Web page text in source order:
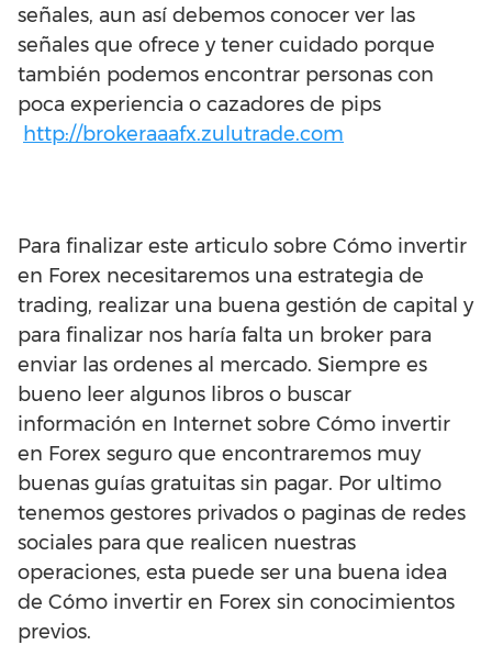
señales, aun así debemos conocer ver las
señales que ofrece y tener cuidado porque
también podemos encontrar personas con
poca experiencia o cazadores de pips
http://brokeraaafx.zulutrade.com
Para finalizar este articulo sobre Cómo invertir
en Forex necesitaremos una estrategia de
trading, realizar una buena gestión de capital y
para finalizar nos haría falta un broker para
enviar las ordenes al mercado. Siempre es
bueno leer algunos libros o buscar
información en Internet sobre Cómo invertir
en Forex seguro que encontraremos muy
buenas guías gratuitas sin pagar. Por ultimo
tenemos gestores privados o paginas de redes
sociales para que realicen nuestras
operaciones, esta puede ser una buena idea
de Cómo invertir en Forex sin conocimientos
previos.